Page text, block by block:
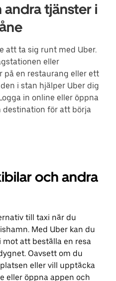
tjänster i
att ta sig runt med Uber.
eller
på en restaurang eller ett
i stan hjälper Uber dig
in online eller öppna
destination för att börja
och andra
till taxi när du
Med Uber kan du
att beställa en resa
Oavsett om du
eller vill upptäcka
eller öppna appen och